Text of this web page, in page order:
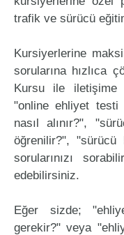
trafik ve sürücü
Kursiyerlerine
sorularına hızlıca
Kursu ile iletişime
"online ehliyet testi
nasıl alınır?",
öğrenilir?",
sorularınızı
edebilirsiniz.
Eğer sizde;
gerekir?" veya